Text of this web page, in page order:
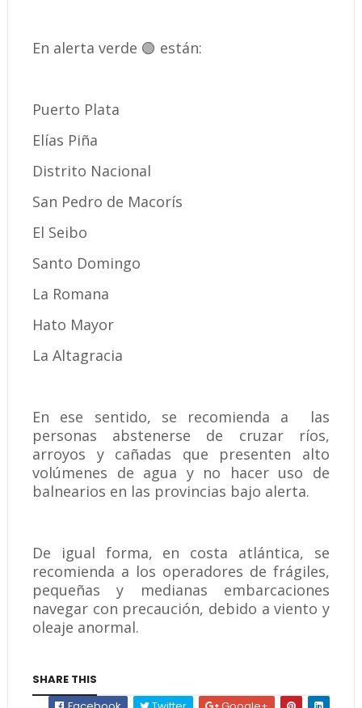
En alerta verde 🟢 están:
Puerto Plata
Elías Piña
Distrito Nacional
San Pedro de Macorís
El Seibo
Santo Domingo
La Romana
Hato Mayor
La Altagracia
En ese sentido, se recomienda a las
personas abstenerse de cruzar ríos,
arroyos y cañadas que presenten alto
volúmenes de agua y no hacer uso de
balnearios en las provincias bajo alerta.
De igual forma, en costa atlántica, se
recomienda a los operadores de frágiles,
pequeñas y medianas embarcaciones
navegar con precaución, debido a viento y
oleaje anormal.
SHARE THIS